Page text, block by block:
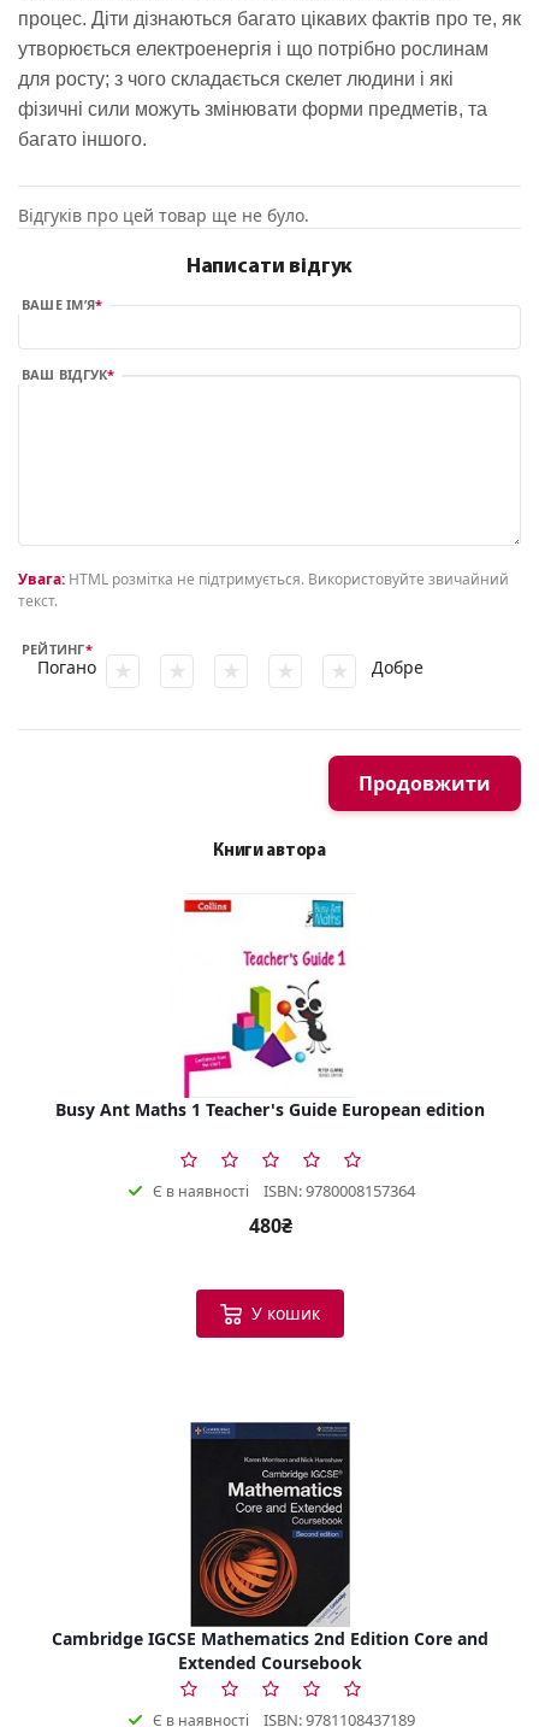
процес. Діти дізнаються багато цікавих фактів про те, як
утворюється електроенергія і що потрібно рослинам
для росту; з чого складається скелет людини і які
фізичні сили можуть змінювати форми предметів, та
багато іншого.
Відгуків про цей товар ще не було.
Написати відгук
ВАШЕ ІМ’Я
ВАШ ВІДГУК
Увага: HTML розмітка не підтримується. Використовуйте звичайний
текст.
РЕЙТИНГ
Погано Добре
Продовжити
Книги автора
Busy Ant Maths 1 Teacher's Guide European edition
Є в наявності ISBN: 9780008157364
480₴
У кошик
Cambridge IGCSE Mathematics 2nd Edition Core and
Extended Coursebook
Є в наявності ISBN: 9781108437189